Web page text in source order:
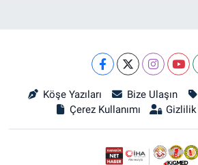
Köşe Yazıları Bize Ulaşın
Çerez Kullanımı